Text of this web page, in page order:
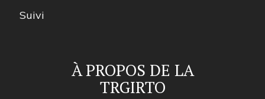
Suivi
À PROPOS DE LA
TRGIRTO